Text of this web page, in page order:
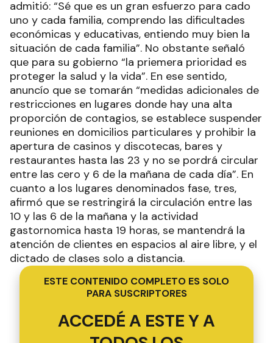
admitió: “Sé que es un gran esfuerzo para cado
uno y cada familia, comprendo las dificultades
económicas y educativas, entiendo muy bien la
situación de cada familia”. No obstante señaló
que para su gobierno “la priemera prioridad es
proteger la salud y la vida”. En ese sentido,
anuncío que se tomarán “medidas adicionales de
restricciones en lugares donde hay una alta
proporción de contagios, se establece suspender
reuniones en domicilios particulares y prohibir la
apertura de casinos y discotecas, bares y
restaurantes hasta las 23 y no se pordrá circular
entre las cero y 6 de la mañana de cada día”. En
cuanto a los lugares denominados fase, tres,
afirmó que se restringirá la circulación entre las
10 y las 6 de la mañana y la actividad
gastornomica hasta 19 horas, se mantendrá la
atención de clientes en espacios al aire libre, y el
dictado de clases solo a distancia.
ESTE CONTENIDO COMPLETO ES SOLO
PARA SUSCRIPTORES
ACCEDÉ A ESTE Y A